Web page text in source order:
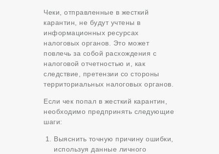
Чеки, отправленные в жесткий
карантин, не будут учтены в
информационных ресурсах
налоговых органов. Это может
повлечь за собой расхождения с
налоговой отчетностью и, как
следствие, претензии со стороны
территориальных налоговых органов.
Если чек попал в жесткий карантин,
необходимо предпринять следующие
шаги:
Выяснить точную причину ошибки,
используя данные личного